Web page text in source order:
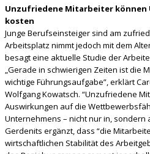
Unzufriedene Mitarbeiter können
kosten
Junge Berufseinsteiger sind am
Arbeitsplatz nimmt jedoch mit dem
besagt eine aktuelle Studie der
„Gerade in schwierigen Zeiten ist die
wichtige Führungsaufgabe”, erklärt
Wolfgang Kowatsch. “Unzufriedene
Auswirkungen auf die
Unternehmens – nicht nur in, sondern
Gerdenits ergänzt, dass “die
wirtschaftlichen Stabilität des